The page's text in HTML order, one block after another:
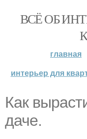
ВСЁ ОБ
главная
интерьер для
Как
даче.